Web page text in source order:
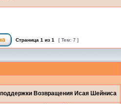
Страница 1 из 1 [ Тем: 7 ]
поддержки Возвращения Исая Шейниса